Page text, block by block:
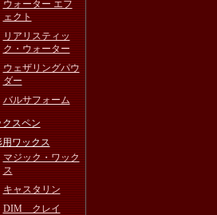
ウォーター エフ
ェクト
リアリスティッ
ク・ウォーター
ウェザリングパウ
ダー
バルサフォーム
クスペン
用ワックス
マジック・ワック
ス
キャスタリン
DIM クレイ